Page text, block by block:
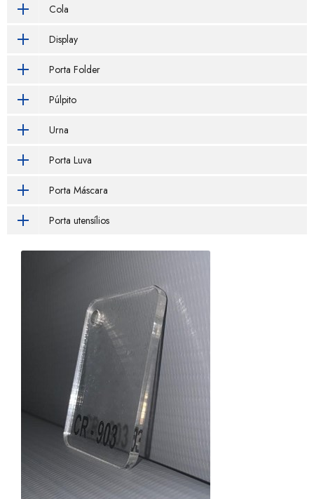
Cola
Display
Porta Folder
Púlpito
Urna
Porta Luva
Porta Máscara
Porta utensílios
Sob consulta
Chapa em acrílico para diversas utilidades e
diversas cores.